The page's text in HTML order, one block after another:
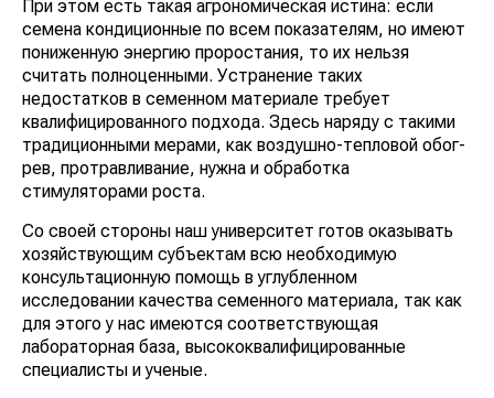
При этом есть такая агрономическая истина: если
семена кондиционные по всем показателям, но имеют
пониженную энергию проростания, то их нельзя
считать полноценными. Устранение таких
недостатков в семенном материале требует
квалифицированного подхода. Здесь наряду с такими
традиционными мерами, как воздушно-тепловой обог­
рев, протравливание, нужна и обработка
стимуляторами роста.
Со своей стороны наш университет готов оказывать
хозяйствую­щим субъектам всю необходимую
консультационную помощь в углубленном
исследовании качества семенного материала, так как
для этого у нас имеются соответствующая
лабораторная база, высококвалифицированные
специалисты и ученые.